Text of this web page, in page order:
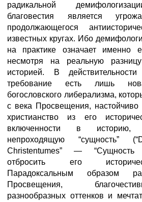
радикальной
благовестия является
продолжающегося
известных кругах. Ибо
на практике означает именно
несмотря на реальную
историей. В
требование есть лишь
богословского либерализма,
с века Просвещения,
христианство из его
включенности в историю,
непроходящую “сущность”
Christentumes” — “Сущность
отбросить его
Парадоксальным образом
Просвещения,
разнообразных оттенков и